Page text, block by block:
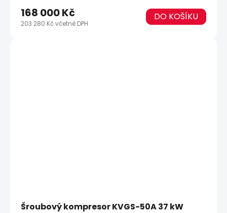
203 280 Kč včetně DPH
168 000 Kč DO KOŠÍKU
Šroubový kompresor KVGS-50A 37 kW